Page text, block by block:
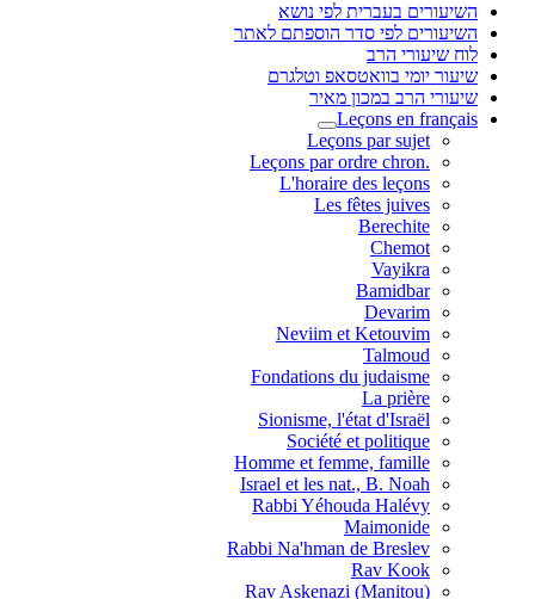
השיעורים בעברית לפי נושא
השיעורים לפי סדר הוספתם לאתר
לוח שיעורי הרב
שיעור יומי בוואטסאפ וטלגרם
שיעורי הרב במכון מאיר
Leçons en français
Leçons par sujet
.Leçons par ordre chron
L'horaire des leçons
Les fêtes juives
Berechite
Chemot
Vayikra
Bamidbar
Devarim
Neviim et Ketouvim
Talmoud
Fondations du judaisme
La prière
Sionisme, l'état d'Israël
Société et politique
Homme et femme, famille
Israel et les nat., B. Noah
Rabbi Yéhouda Halévy
Maimonide
Rabbi Na'hman de Breslev
Rav Kook
(Rav Askenazi (Manitou